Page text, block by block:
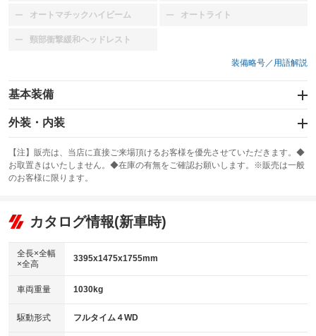
オートマチックハイビーム
：装備なし オートライト
：装備なし
頸部衝撃緩和ヘッドレスト
：装備なし
装備略号／用語解説
基本装備
エアバッグ：運転席/助手席
：装備あり
：装備あり
サンルーフ
：装備なし ABS
リフトアップ
：装備なし
：装備なし
パワーウィンドウ
アイドリングストップ
：装備なし
USB入力端子
：装備なし
外装・内装
カーナビ
：装備なし
TV
：装備なし
ビジュアル
：装備なし
：装備あり
革シート
キーレス
HID(キセノンライト)
：装備なし
【注】販売は、当店に直接ご来場頂けるお客様を優先させていただきます。◆
お取置きはいたしません。◆在庫の有無をご確認お願いします。※販売は一般
のお客様に限ります。
カタログ情報(新車時)
全長×全幅
×全高
3395x1475x1755mm
車両重量 1030kg
駆動形式 フルタイム４WD